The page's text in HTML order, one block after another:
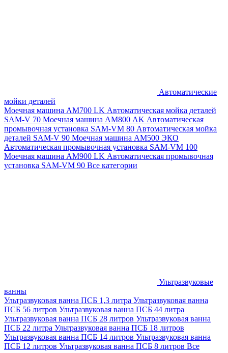
Автоматические
мойки деталей
Моечная машина AM700 LK Автоматическая мойка деталей
SAM-V 70 Моечная машина АМ800 AK Автоматическая
промывочная установка SAM-VM 80 Автоматическая мойка
деталей SAM-V 90 Моечная машина АМ500 ЭКО
Автоматическая промывочная установка SAM-VM 100
Моечная машина AM900 LK Автоматическая промывочная
установка SAM-VM 90 Все категории
Ультразвуковые
ванны
Ультразвуковая ванна ПСБ 1,3 литра Ультразвуковая ванна
ПСБ 56 литров Ультразвуковая ванна ПСБ 44 литра
Ультразвуковая ванна ПСБ 28 литров Ультразвуковая ванна
ПСБ 22 литра Ультразвуковая ванна ПСБ 18 литров
Ультразвуковая ванна ПСБ 14 литров Ультразвуковая ванна
ПСБ 12 литров Ультразвуковая ванна ПСБ 8 литров Все